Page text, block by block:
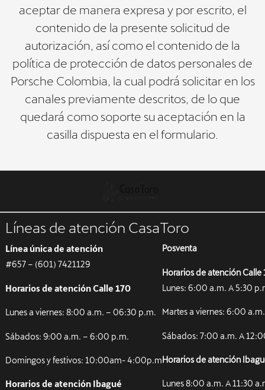
aceptar de manera expresa y por escrito, el
contenido de la presente solicitud de
autorización, así como el contenido de la
política de protección de datos personales de
Porsche Colombia, la cual podrá solicitar en los
canales previamente descritos, de lo que
quedará como soporte su aceptación en la
casilla dispuesta en el formulario.
Líneas de atención CasaToro
Línea única de atención
#657 – (601) 7421129
Horarios de atención Calle 170
Lunes a viernes: 8:00 a.m. – 06:30 p.m.
Sábados: 9:00 a.m. – 6:00 p.m.
Domingos y festivos: 10:00am- 4:00p.m
Horarios de atención Ibagué
Posventa
Horarios de atención Calle
Lunes: 6:00 a.m. A 5:30
Martes a viernes: 6:00
Sábados: 7:00 a.m. A
Horarios de atención
Lunes 8:00 a.m. A 11:30